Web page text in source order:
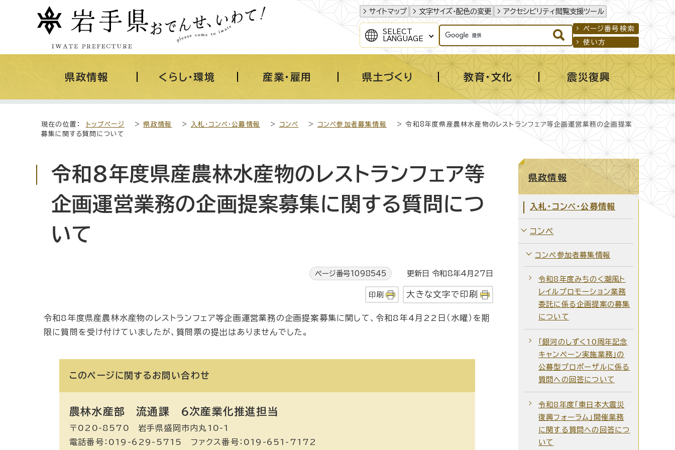
サイトマップ 文字サイズ・配色の変更 アクセシビリティ閲覧支援ツール
SELECT
LANGUAGE
ページ番号検索
使い方
県政情報 くらし・環境 産業・雇用 県土づくり 教育・文化 震災復興
現在の位置： トップページ > 県政情報 > 入札・コンペ・公募情報 > コンペ > コンペ参加者募集情報
> 令和8年度県産農林水産物のレストランフェア等企画運営業務の企画提案
募集に関する質問について
令和8年度県産農林水産物のレストランフェア等
企画運営業務の企画提案募集に関する質問につ
いて
ページ番号1098545 更新日 令和8年4月27日
印刷 大きな文字で印刷
令和8年度県産農林水産物のレストランフェア等企画運営業務の企画提案募集に関して、令和8年4月22日（水曜）を期
限に質問を受け付けていましたが、質問票の提出はありませんでした。
このページに関する お問い合わせ
農林水産部 流通課 6次産業化推進担当
〒020-8570 岩手県盛岡市内丸10-1
電話番号：019-629-5715 ファクス番号：019-651-7172
県政情報
入札・コンペ・公募情報
コンペ
コンペ参加者募集情報
令和8年度みちのく潮風ト
レイルプロモーション業務
委託に係る企画提案の募集
について
「銀河のしずく10周年記念
キャンペーン実施業務」の
公募型プロポーザルに係る
質問への回答について
令和8年度「東日本大震災
復興フォーラム」開催業務
に関する質問への回答につ
いて